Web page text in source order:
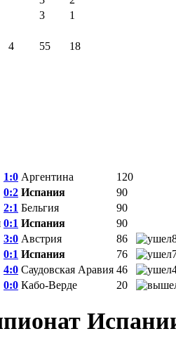
3
1
4 55 18
1:0 Аргентина
120
0:2 Испания
90
2:1 Бельгия
90
0:1 Испания
90
3:0 Австрия 86
0:1 Испания 76
4:0 Саудовская Аравия 46
0:0 Кабо-Верде 20